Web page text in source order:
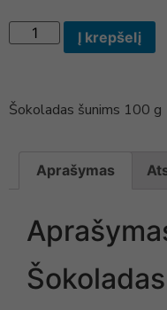
Į krepšelį
Šokoladas šunims 100 g
Aprašymas